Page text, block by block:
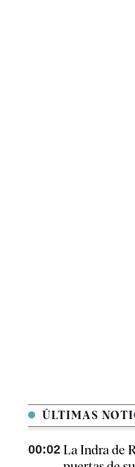
ÚLTIMAS
00:02 La Indra de